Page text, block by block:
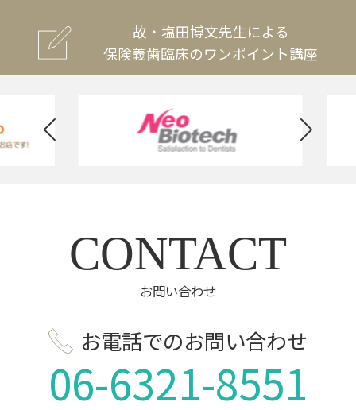
故・塩田博文先生による
保険義歯臨床のワンポイント講座
CONTACT
お問い合わせ
お電話でのお問い合わせ
06-6321-8551